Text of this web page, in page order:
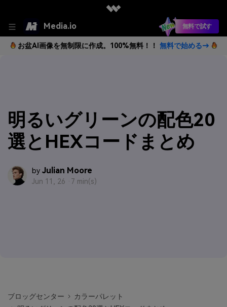
Media.io 無料で試す
お盆AI画像を無制限に作成。100%無料！！ 無料で始める→
明るいグリーンの配色20
選とHEXコードまとめ
by Julian Moore
Jun 11, 26 · 7 min(s)
ブロッグセンター
カラーパレット